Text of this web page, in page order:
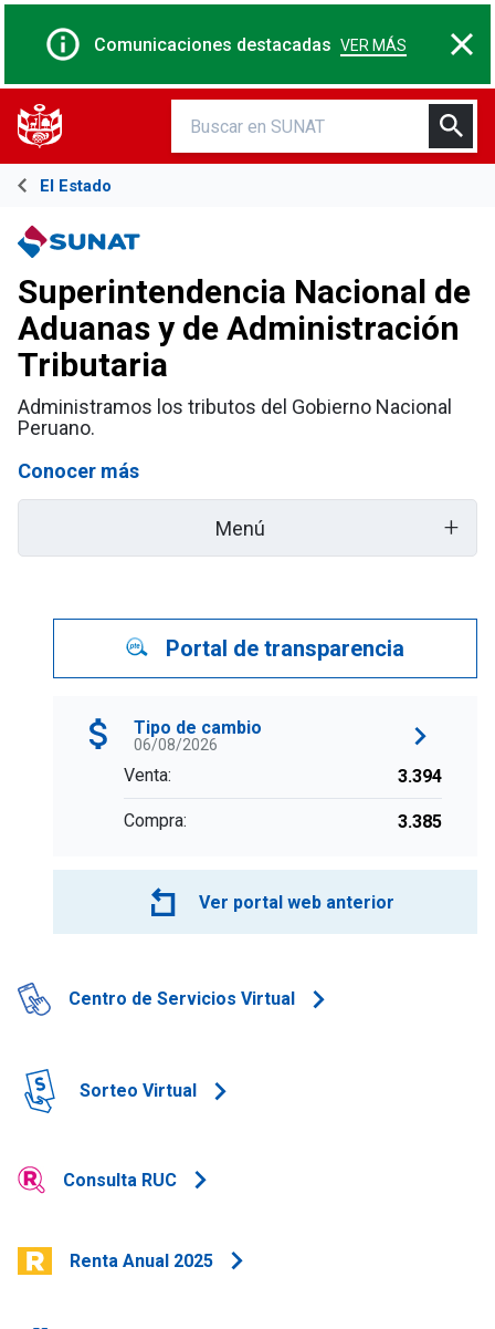
Comunicaciones destacadas VER MÁS
El Estado
Superintendencia Nacional de
Aduanas y de Administración
Tributaria
Administramos los tributos del Gobierno Nacional
Peruano.
Conocer más
Menú +
Centro de Servicios Virtual
Sorteo Virtual
Consulta RUC
Renta Anual 2025
Portal de transparencia
Tipo de cambio
06/08/2026
Venta: 3.394
Compra: 3.385
Ver portal web anterior